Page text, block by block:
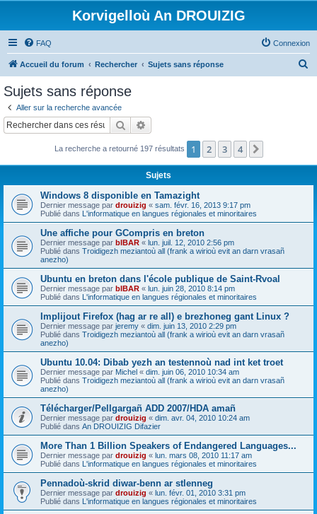
Korvigelloù An DROUIZIG
FAQ Connexion
Accueil du forum Rechercher Sujets sans réponse
c
Sujets sans réponse
Aller sur la recherche avancée
Rechercher
La recherche a retourné 197 résultats 1 2 3 4
Sujets
Windows 8 disponible en Tamazight
Dernier message par drouizig « sam. févr. 16, 2013 9:17 pm
Publié dans L'informatique en langues régionales et minoritaires
Une affiche pour GCompris en breton
Dernier message par bIBAR « lun. juil. 12, 2010 2:56 pm
Publié dans Troidigezh meziantoù all (frank a wirioù evit an darn vrasañ
anezho)
Ubuntu en breton dans l'école publique de Saint-Rvoal
Dernier message par bIBAR « lun. juin 28, 2010 8:14 pm
Publié dans L'informatique en langues régionales et minoritaires
Implijout Firefox (hag ar re all) e brezhoneg gant Linux ?
Dernier message par jeremy « dim. juin 13, 2010 2:29 pm
Publié dans Troidigezh meziantoù all (frank a wirioù evit an darn vrasañ
anezho)
Ubuntu 10.04: Dibab yezh an testennoù nad int ket troet
Dernier message par Michel « dim. juin 06, 2010 10:34 am
Publié dans Troidigezh meziantoù all (frank a wirioù evit an darn vrasañ
anezho)
Télécharger/Pellgargañ ADD 2007/HDA amañ
Dernier message par drouizig « dim. avr. 04, 2010 10:24 am
Publié dans An DROUIZIG Difazier
More Than 1 Billion Speakers of Endangered Languages...
Dernier message par drouizig « lun. mars 08, 2010 11:17 am
Publié dans L'informatique en langues régionales et minoritaires
Pennadoù-skrid diwar-benn ar stlenneg
Dernier message par drouizig « lun. févr. 01, 2010 3:31 pm
Publié dans L'informatique en langues régionales et minoritaires